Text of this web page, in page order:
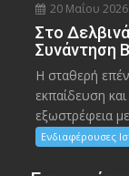
20 Μαΐου 2026
Στο
Συνάντηση
Η σταθερή
εκπαίδευση
εξωστρέφεια
Ενδιαφέρουσες